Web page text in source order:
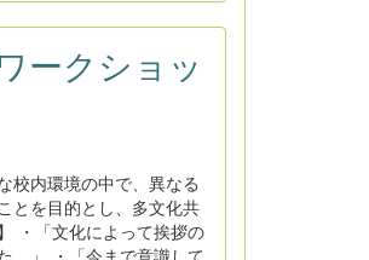
ークショッ
校内環境の中で、異なる
とを目的とし、多文化共
・「文化によって挨拶の
。」 ・「今まで意識して